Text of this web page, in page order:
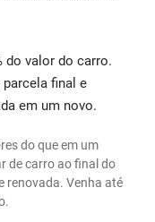
do valor do carro.
final e
em um novo.
do que em um
de carro ao final do
renovada. Venha até